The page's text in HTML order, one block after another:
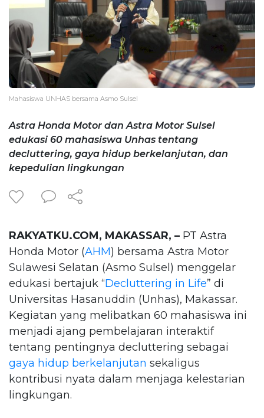
Mahasiswa UNHAS bersama Asmo Sulsel
Astra Honda Motor dan Astra Motor Sulsel
edukasi 60 mahasiswa Unhas tentang
decluttering, gaya hidup berkelanjutan, dan
kepedulian lingkungan
RAKYATKU.COM, MAKASSAR, – PT Astra
Honda Motor (AHM) bersama Astra Motor
Sulawesi Selatan (Asmo Sulsel) menggelar
edukasi bertajuk “Decluttering in Life” di
Universitas Hasanuddin (Unhas), Makassar.
Kegiatan yang melibatkan 60 mahasiswa ini
menjadi ajang pembelajaran interaktif
tentang pentingnya decluttering sebagai
gaya hidup berkelanjutan sekaligus
kontribusi nyata dalam menjaga kelestarian
lingkungan.